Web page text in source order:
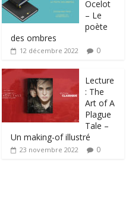
Ocelot
– Le
poète
des ombres
12 décembre 2022 0
Lecture
: The
Art of A
Plague
Tale –
Un making-of illustré
23 novembre 2022 0